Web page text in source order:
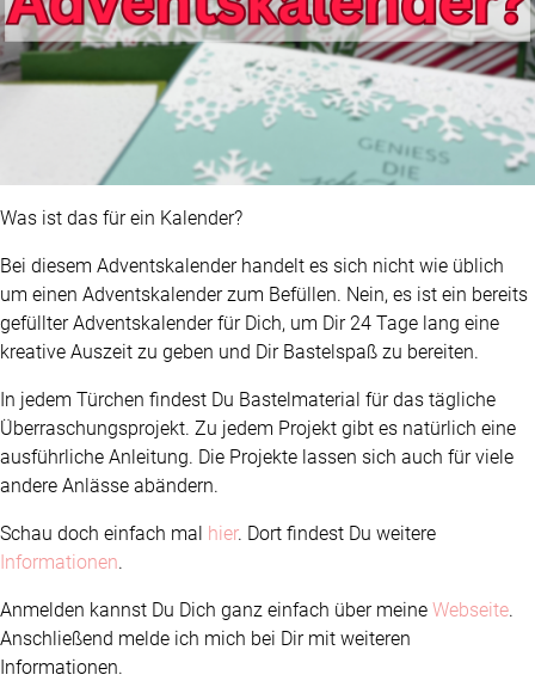
Was ist das für ein Kalender?
Bei diesem Adventskalender handelt es sich nicht wie üblich
um einen Adventskalender zum Befüllen. Nein, es ist ein bereits
gefüllter Adventskalender für Dich, um Dir 24 Tage lang eine
kreative Auszeit zu geben und Dir Bastelspaß zu bereiten.
In jedem Türchen findest Du Bastelmaterial für das tägliche
Überraschungsprojekt. Zu jedem Projekt gibt es natürlich eine
ausführliche Anleitung. Die Projekte lassen sich auch für viele
andere Anlässe abändern.
Schau doch einfach mal hier. Dort findest Du weitere
Informationen.
Anmelden kannst Du Dich ganz einfach über meine Webseite.
Anschließend melde ich mich bei Dir mit weiteren
Informationen.